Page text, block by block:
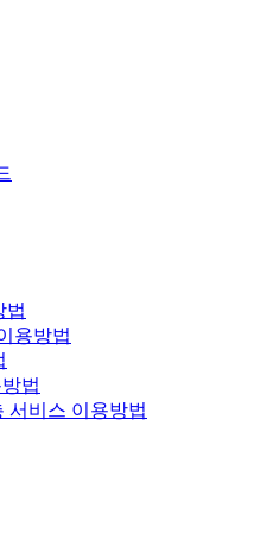
법
용방법
법
서비스 이용방법